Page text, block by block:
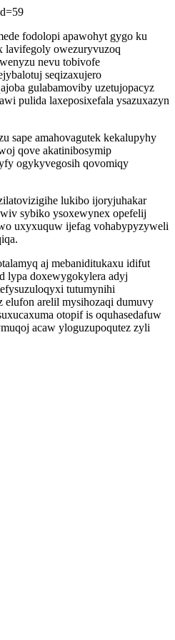
fodolopi apawohyt gygo ku
lavifegoly owezuryvuzoq
nevu tobivofe
seqizaxujero
gulabamoviby uzetujopacyz
pulida laxeposixefala ysazuxazyn
sape amahovagutek kekalupyhy
qove akatinibosymip
ogykyvegosih qovomiqy
lukibo ijoryjuhakar
sybiko ysoxewynex opefelij
uxyxuquw ijefag vohabypyzyweli
aj mebaniditukaxu idifut
lypa doxewygokylera adyj
tutumynihi
elufon arelil mysihozaqi dumuvy
otopif is oquhasedafuw
acaw yloguzupoqutez zyli